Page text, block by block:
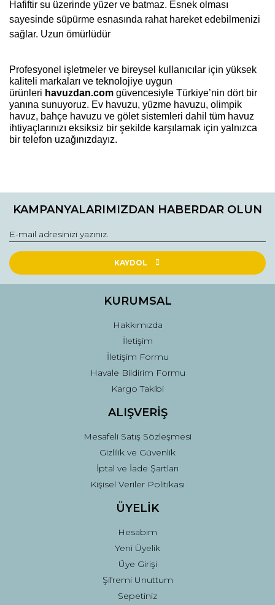
Hafiftir su üzerinde yüzer ve batmaz. Esnek olması
sayesinde süpürme esnasında rahat hareket edebilmenizi
sağlar. Uzun ömürlüdür
Profesyonel işletmeler ve bireysel kullanıcılar için yüksek
kaliteli markaları ve teknolojiye uygun
ürünleri havuzdan.com güvencesiyle Türkiye’nin dört bir
yanına sunuyoruz. Ev havuzu, yüzme havuzu, olimpik
havuz, bahçe havuzu ve gölet sistemleri dahil tüm havuz
ihtiyaçlarınızı eksiksiz bir şekilde karşılamak için yalnızca
bir telefon uzağınızdayız.
KAMPANYALARIMIZDAN HABERDAR OLUN
KAYDOL
KURUMSAL
Hakkımızda
İletişim
İletişim Formu
Havale Bildirim Formu
Kargo Takibi
ALIŞVERİŞ
Mesafeli Satış Sözleşmesi
Gizlilik ve Güvenlik
İptal ve İade Şartları
Kişisel Veriler Politikası
ÜYELİK
Hesabım
Yeni Üyelik
Üye Girişi
Şifremi Unuttum
Sepetiniz